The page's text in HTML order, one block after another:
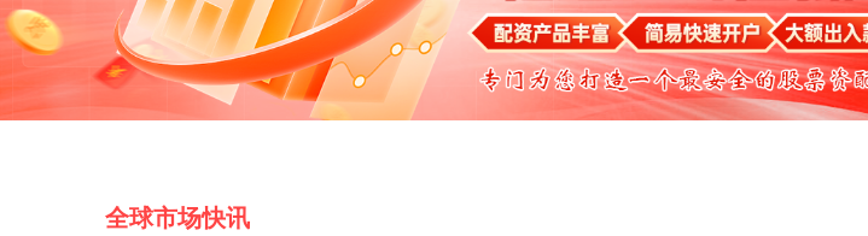
全球市场快讯